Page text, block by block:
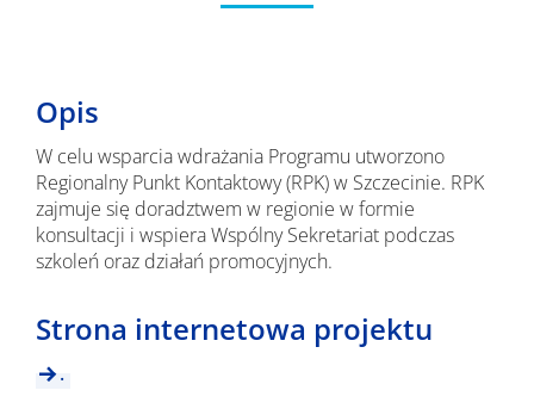
Opis
W celu wsparcia wdrażania Programu utworzono
Regionalny Punkt Kontaktowy (RPK) w Szczecinie. RPK
zajmuje się doradztwem w regionie w formie
konsultacji i wspiera Wspólny Sekretariat podczas
szkoleń oraz działań promocyjnych.
Strona internetowa projektu
.